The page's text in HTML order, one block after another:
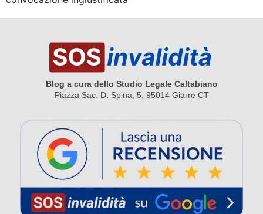
Blog a cura dello Studio Legale Caltabiano
Piazza Sac. D. Spina, 5, 95014 Giarre CT